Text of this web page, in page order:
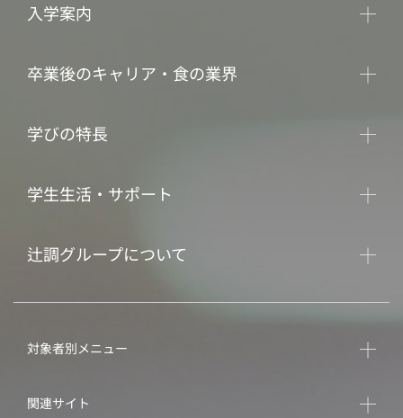
入学案内
卒業後のキャリア・食の業界
学びの特長
学生生活・サポート
辻調グループについて
対象者別メニュー
関連サイト